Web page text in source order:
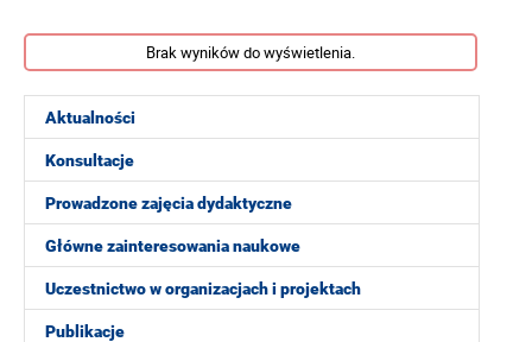
Aktualności
Konsultacje
Prowadzone zajęcia dydaktyczne
Główne zainteresowania naukowe
Uczestnictwo w organizacjach i projektach
Publikacje
Brak wyników do wyświetlenia.